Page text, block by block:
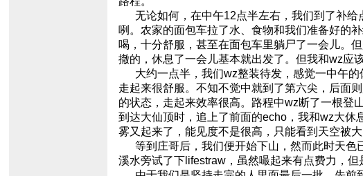
无论如何，在中午12点半左右，我们到了补给
咧。农家的面包车拉了水、食物和我们准备好的
喝，十分舒服，甚至在面包车里躺尸了一会儿。
撤的，休息了一会儿基本就出发了。但我和wz应
大约一点半，我们wz整装待发，感觉一中午的
走起来很舒服。不知不觉中就到了第六尖，后面
的状态，走起来效率很高。路程中wz断了一根登
到达大仙顶时，追上了前面的echo，我和wz大
雾又起来了，能见度不是很高，只能看到天空被大
等到庄哥后，我们便开始下山，然而此时天色
溪水旁试了下lifestraw，虽然嘬起来有点费力，